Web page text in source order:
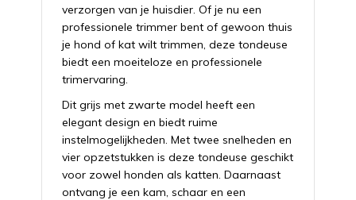
verzorgen van je huisdier. Of je nu een
professionele trimmer bent of gewoon thuis
je hond of kat wilt trimmen, deze tondeuse
biedt een moeiteloze en professionele
trimervaring.
Dit grijs met zwarte model heeft een
elegant design en biedt ruime
instelmogelijkheden. Met twee snelheden en
vier opzetstukken is deze tondeuse geschikt
voor zowel honden als katten. Daarnaast
ontvang je een kam, schaar en een